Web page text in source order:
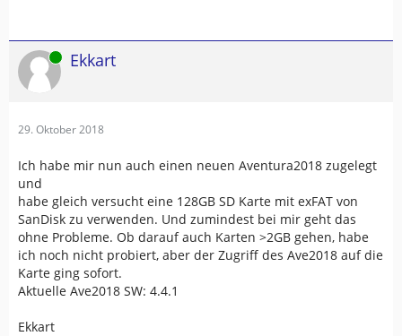
Online Ekkart
29. Oktober 2018
Ich habe mir nun auch einen neuen Aventura2018 zugelegt
und
habe gleich versucht eine 128GB SD Karte mit exFAT von
SanDisk zu verwenden. Und zumindest bei mir geht das
ohne Probleme. Ob darauf auch Karten >2GB gehen, habe
ich noch nicht probiert, aber der Zugriff des Ave2018 auf die
Karte ging sofort.
Aktuelle Ave2018 SW: 4.4.1
Ekkart